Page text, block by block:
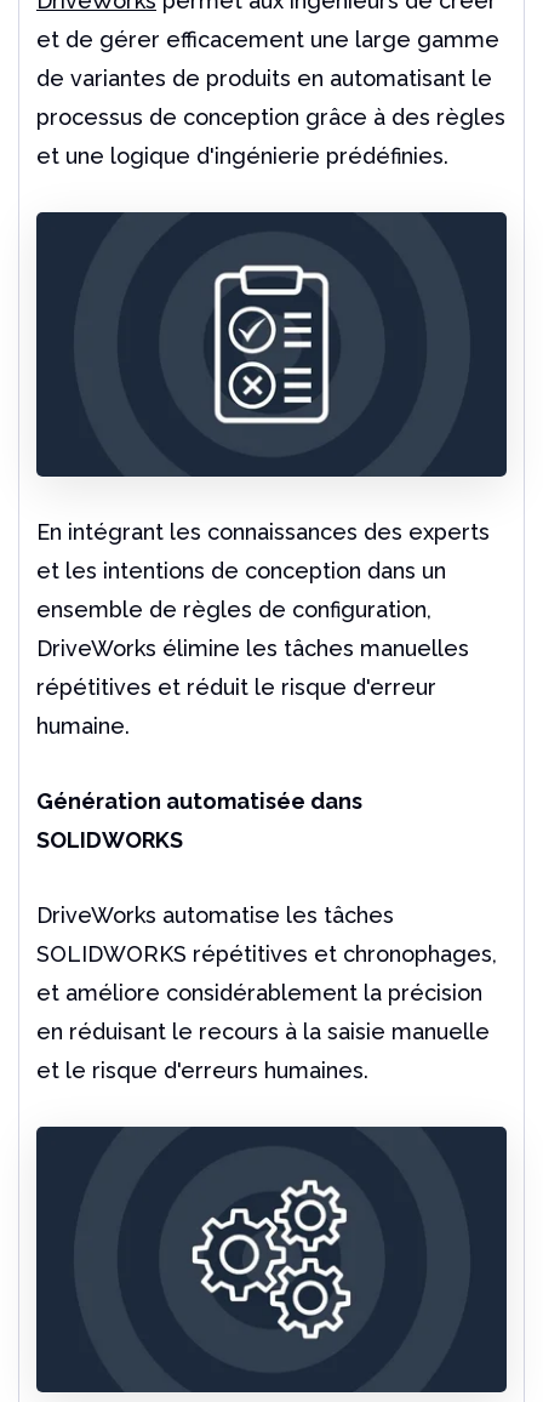
et de gérer efficacement une large gamme
de variantes de produits en automatisant le
processus de conception grâce à des règles
et une logique d'ingénierie prédéfinies.
En intégrant les connaissances des experts
et les intentions de conception dans un
ensemble de règles de configuration,
DriveWorks élimine les tâches manuelles
répétitives et réduit le risque d'erreur
humaine.
Génération automatisée dans
SOLIDWORKS
DriveWorks automatise les tâches
SOLIDWORKS répétitives et chronophages,
et améliore considérablement la précision
en réduisant le recours à la saisie manuelle
et le risque d'erreurs humaines.